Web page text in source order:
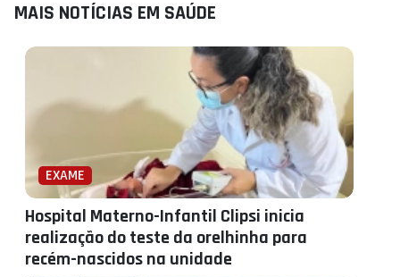
MAIS NOTÍCIAS EM SAÚDE
EXAME
Hospital Materno-Infantil Clipsi inicia
realização do teste da orelhinha para
recém-nascidos na unidade